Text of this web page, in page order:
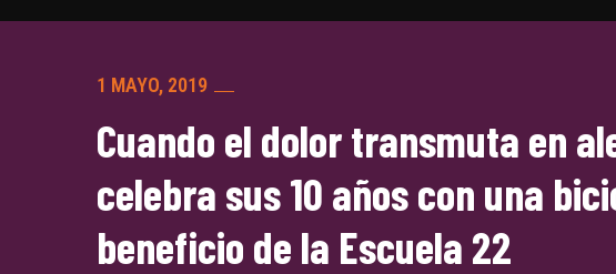
1 MAYO, 2019
Cuando el dolor transmuta en
celebra sus 10 años con una
beneficio de la Escuela 22